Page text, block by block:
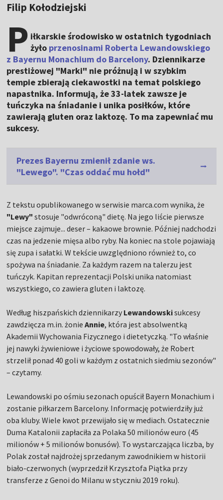
Filip Kołodziejski
P iłkarskie środowisko w ostatnich tygodniach
żyło przenosinami Roberta Lewandowskiego
z Bayernu Monachium do Barcelony. Dziennikarze
prestiżowej "Marki" nie próżnują i w szybkim
tempie zbierają ciekawostki na temat polskiego
napastnika. Informują, że 33-latek zawsze je
tuńczyka na śniadanie i unika posiłków, które
zawierają gluten oraz laktozę. To ma zapewniać mu
sukcesy.
Prezes Bayernu zmienił zdanie ws.
"Lewego". "Czas oddać mu hołd"
Z tekstu opublikowanego w serwisie marca.com wynika, że
"Lewy" stosuje "odwróconą" dietę. Na jego liście pierwsze
miejsce zajmuje... deser – kakaowe brownie. Później nadchodzi
czas na jedzenie mięsa albo ryby. Na koniec na stole pojawiają
się zupa i sałatki. W tekście uwzględniono również to, co
spożywa na śniadanie. Za każdym razem na talerzu jest
tuńczyk. Kapitan reprezentacji Polski unika natomiast
wszystkiego, co zawiera gluten i laktozę.
Według hiszpańskich dziennikarzy Lewandowskisukcesy
zawdzięcza m.in. żonieAnnie, która jest absolwentką
Akademii Wychowania Fizycznego i dietetyczką. "To właśnie
jej nawyki żywieniowe i życiowe spowodowały, że Robert
strzelił ponad 40 goli w każdym z ostatnich siedmiu sezonów"
– czytamy.
Lewandowski po ośmiu sezonach opuścił Bayern Monachium i
zostanie piłkarzem Barcelony. Informację potwierdziły już
oba kluby. Wiele kwot przewijało się w mediach. Ostatecznie
Duma Katalonii zapłaciła za Polaka 50 milionów euro (45
milionów + 5 milionów bonusów). To wystarczająca liczba, by
Polak został najdrożej sprzedanym zawodnikiem w historii
biało-czerwonych (wyprzedził Krzysztofa Piątka przy
transferze z Genoi do Milanu w styczniu 2019 roku).